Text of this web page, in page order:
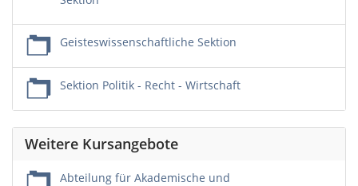
Geisteswissenschaftliche Sektion
Sektion Politik - Recht - Wirtschaft
Weitere Kursangebote
Abteilung für Akademische und